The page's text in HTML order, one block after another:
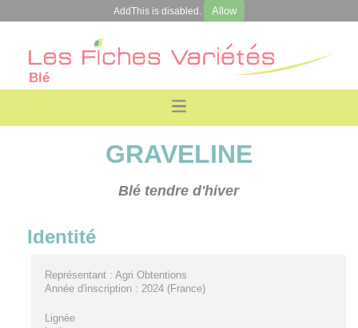
AddThis is disabled. Allow
Blé
GRAVELINE
Blé tendre d'hiver
Identité
Représentant : Agri Obtentions
Année d'inscription : 2024 (France)
Lignée